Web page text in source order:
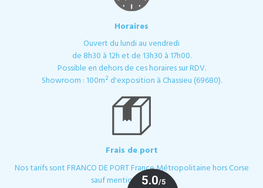
Horaires
Ouvert du lundi au vendredi
de 8h30 à 12h et de 13h30 à 17h00.
Possible en dehors de ces horaires sur RDV.
Showroom : 100m² d'exposition à Chassieu (69680).
Frais de port
Nos tarifs sont FRANCO DE PORT France Métropolitaine hors Corse
sauf mention contraire.